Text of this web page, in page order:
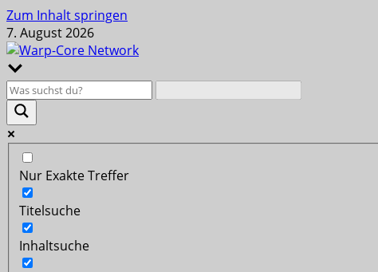
Zum Inhalt springen
7. August 2026
Nur Exakte Treffer
Titelsuche
Inhaltsuche